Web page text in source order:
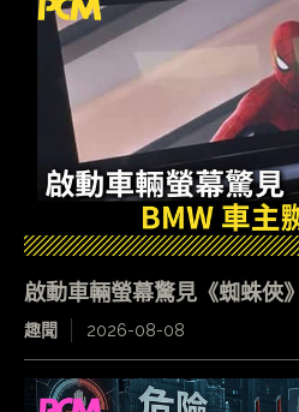
啟動車輛螢幕驚見《蜘蛛俠
趣聞 2026-08-08